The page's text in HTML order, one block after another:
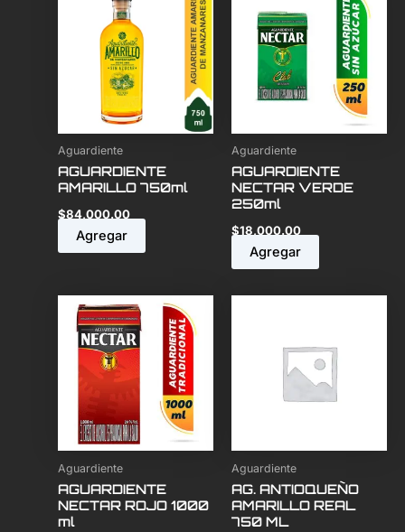
Aguardiente
AGUARDIENTE
AMARILLO 750ml
$84,000.00
Agregar
Aguardiente
AGUARDIENTE
NECTAR VERDE
250ml
$18,000.00
Agregar
Aguardiente
AGUARDIENTE
NECTAR ROJO 1000
ml
Aguardiente
AG. ANTIOQUEÑO
AMARILLO REAL
750 ML